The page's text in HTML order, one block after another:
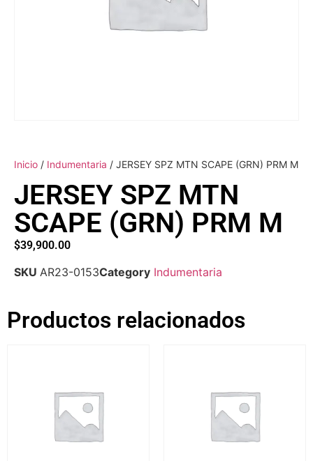
Inicio / Indumentaria / JERSEY SPZ MTN SCAPE (GRN) PRM M
JERSEY SPZ MTN
SCAPE (GRN) PRM M
$39,900.00
SKU AR23-0153Category Indumentaria
Productos relacionados